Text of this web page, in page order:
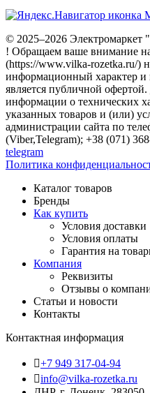
© 2025–2026
! Обращаем ваше внимание
(https://www.vilka-rozetka.ru/)
информационный характер и
является публичной
информации о технических
указанных товаров и (или)
администрации сайта по
(Viber,Telegram); +38 (071)
telegram
Политика
Каталог товаров
Бренды
Как купить
Условия доставки
Условия оплаты
Гарантия на
Компания
Реквизиты
Отзывы о
Статьи и новости
Контакты
Контактная информация
+7 949 317-04-94
info@vilka-rozetka.ru